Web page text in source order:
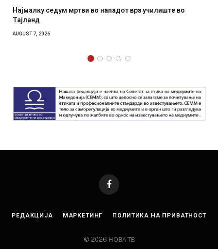
седум мртви во нападот врз училиште во
7, 2026
Facebook
РЕДАКЦИЈА МАРКЕТИНГ ПОЛИТИКА НА ПРИВАТНОСТ
© 2026 НОВА ТВ